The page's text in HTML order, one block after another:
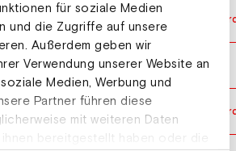
für soziale Medien
und die Zugriffe auf unsere
Außerdem geben wir
Verwendung unserer Website an
Medien, Werbung und
Partner führen diese
mit weiteren Daten
ihnen bereitgestellt haben oder die
Junior:innen Meisterschaften
Snowboardcross Herren
Junior:innen Meisterschaften